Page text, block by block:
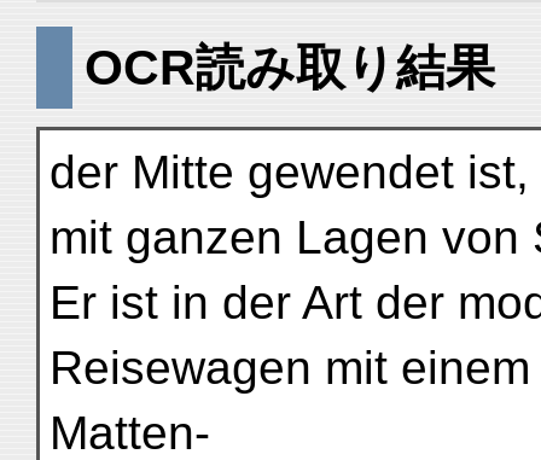
OCR読み取り結果
der Mitte gewendet
mit ganzen Lagen
Er ist in der Art der
Reisewagen mit
Matten-